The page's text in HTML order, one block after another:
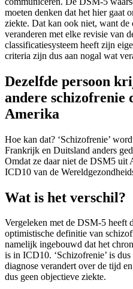
moeten denken dat het hier gaat
ziekte. Dat kan ook niet, want de
veranderen met elke revisie van
classificatiesysteem heeft zijn
criteria zijn dus aan nogal wat
Dezelfde persoon
andere schizofrenie
Amerika
Hoe kan dat? ‘Schizofrenie’
Frankrijk en Duitsland anders
Omdat ze daar niet de DSM5 uit
ICD10 van de
Wat is het verschil?
Vergeleken met de DSM-5 heeft
optimistische definitie van
namelijk ingebouwd dat het
is in ICD10. ‘Schizofrenie’ is
diagnose verandert over de tijd
dus geen objectieve ziekte.